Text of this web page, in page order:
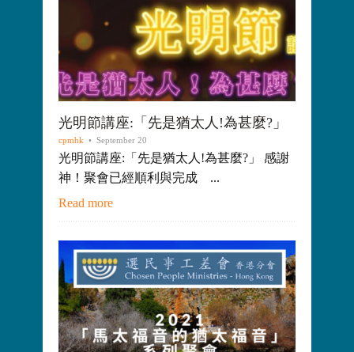
光明節講座:「先是猶太人!為甚麼?」
cpmhk • September 20
光明節講座:「先是猶太人!為甚麼?」 感謝
神！聚會已經順利與完成 ...
Read more